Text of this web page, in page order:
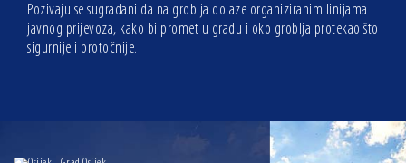
Pozivaju se sugrađani da na groblja dolaze organiziranim linijama
javnog prijevoza, kako bi promet u gradu i oko groblja protekao što
sigurnije i protočnije.